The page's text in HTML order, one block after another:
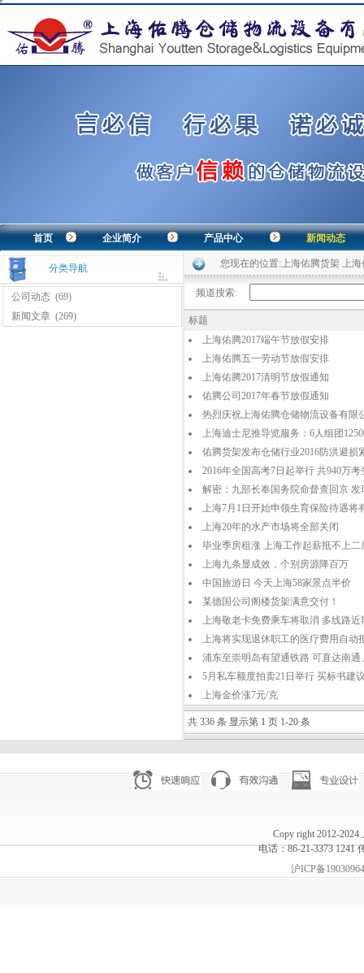
首页 企业简介 产品中心 新闻动态
分类导航
公司动态 (69)
新闻文章 (269)
您现在的位置:上海佑腾货架 上
频道搜索:
标题
上海佑腾2017端午节放假安排
上海佑腾五一劳动节放假安排
上海佑腾2017清明节放假通知
佑腾公司2017年春节放假通知
热烈庆祝上海佑腾仓储物流设备有限
上海迪士尼推导览服务：6人组团
佑腾货架发布仓储行业2016防洪避损
2016年全国高考7日起举行 共940万考
解密：九部长奉国务院命督查回京 发
上海7月1日开始申领生育保险待遇将
上海20年的水产市场将全部关闭
毕业季房租涨 上海工作起薪抵不上二
上海九条显成效，个别房源降百万
中国旅游日 今天上海58家景点半价
某德国公司阁楼货架满意交付！
上海敬老卡免费乘车将取消 多线路近
上海将实现退休职工的医疗费用自动
浦东至崇明岛有望通铁路 可直达南通
5月私车额度拍卖21日举行 买标书建
上海金价涨7元/克
共 336 条 显示第 1 页 1-20 条
Copy right 2012-
电话：86-21-3373 1241
沪ICP备